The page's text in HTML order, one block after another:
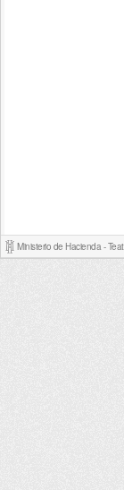
Ministerio de Hacienda -